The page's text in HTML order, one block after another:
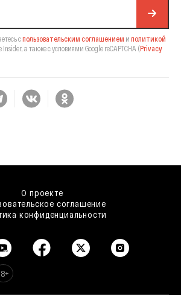
спользовательским соглашением и политикой
Insider, а также с условиями Google reCAPTCHA (Privacy
О проекте
соглашение
конфиденциальности